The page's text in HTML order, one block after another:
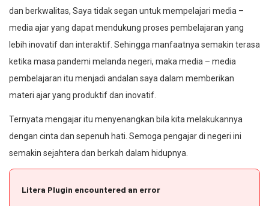
dan berkwalitas, Saya tidak segan untuk mempelajari media –
media ajar yang dapat mendukung proses pembelajaran yang
lebih inovatif dan interaktif. Sehingga manfaatnya semakin terasa
ketika masa pandemi melanda negeri, maka media – media
pembelajaran itu menjadi andalan saya dalam memberikan
materi ajar yang produktif dan inovatif.
Ternyata mengajar itu menyenangkan bila kita melakukannya
dengan cinta dan sepenuh hati. Semoga pengajar di negeri ini
semakin sejahtera dan berkah dalam hidupnya.
Litera Plugin encountered an error